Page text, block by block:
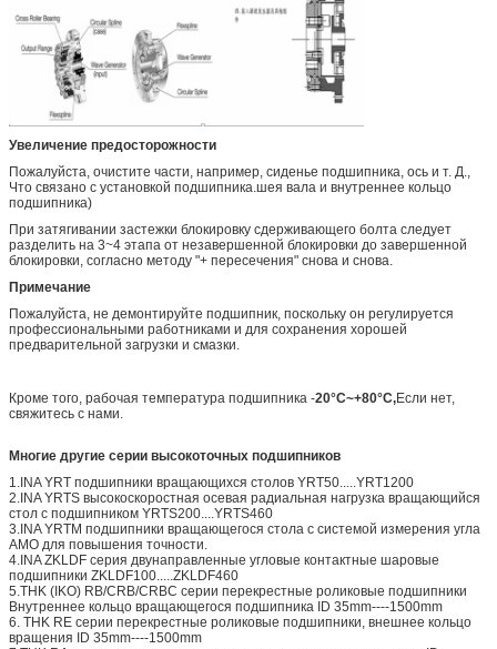
Увеличение предосторожности
Пожалуйста, очистите части, например, сиденье подшипника, ось и т. Д.,
Что связано с установкой подшипника.шея вала и внутреннее кольцо
подшипника)
При затягивании застежки блокировку сдерживающего болта следует
разделить на 3~4 этапа от незавершенной блокировки до завершенной
блокировки, согласно методу "+ пересечения" снова и снова.
Примечание
Пожалуйста, не демонтируйте подшипник, поскольку он регулируется
профессиональными работниками и для сохранения хорошей
предварительной загрузки и смазки.
Кроме того, рабочая температура подшипника -20°C~+80°C,Если нет,
свяжитесь с нами.
Многие другие серии высокоточных подшипников
1.INA YRT подшипники вращающихся столов YRT50.....YRT1200
2.INA YRTS высокоскоростная осевая радиальная нагрузка вращающийся
стол с подшипником YRTS200....YRTS460
3.INA YRTM подшипники вращающегося стола с системой измерения угла
AMO для повышения точности.
4.INA ZKLDF серия двунаправленные угловые контактные шаровые
подшипники ZKLDF100.....ZKLDF460
5.THK (IKO) RB/CRB/CRBC серии перекрестные роликовые подшипники
Внутреннее кольцо вращающегося подшипника ID 35mm----1500mm
6. THK RE серии перекрестные роликовые подшипники, внешнее кольцо
вращения ID 35mm----1500mm